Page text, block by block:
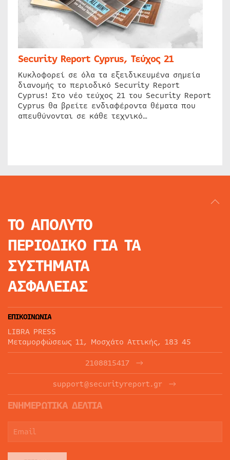
Security Report Cyprus, Τεύχος 21
Κυκλοφορεί σε όλα τα εξειδικευμένα σημεία
διανομής το περιοδικό Security Report
Cyprus! Στο νέο τεύχος 21 του Security Report
Cyprus θα βρείτε ενδιαφέροντα θέματα που
απευθύνονται σε κάθε τεχνικό…
ΤΟ ΑΠΟΛΥΤΟ
ΠΕΡΙΟΔΙΚΟ ΓΙΑ ΤΑ
ΣΥΣΤΗΜΑΤΑ
ΑΣΦΑΛΕΙΑΣ
ΕΠΙΚΟΙΝΩΝΙΑ
LIBRA PRESS
Μεταμορφώσεως 11, Μοσχάτο Αττικής, 183 45
2108815417
support@securityreport.gr
ΕΝΗΜΕΡΩΤΙΚΑ ΔΕΛΤΙΑ